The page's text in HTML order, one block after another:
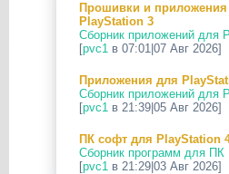
24 Апр 2026
[PS5] Программное
26.03-13.20.00 для
12 Апр 2026
[PS Portal] Программное
Обеспечение 7.0.2 для PS
09 Апр 2026
[PS3|CFW] webMAN MOD
v1.47.48p
Прошивки и приложения
PlayStation 3
Сборник приложений для
[pvc1 в 07:01|07 Авг 2026]
Приложения для
Сборник приложений для
[pvc1 в 21:39|05 Авг 2026]
ПК софт для PlayStation
Сборник программ для ПК
[pvc1 в 21:29|03 Авг 2026]